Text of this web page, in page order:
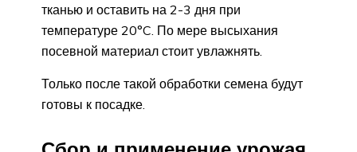
тканью и оставить на 2-3 дня при
температуре 20°C. По мере высыхания
посевной материал стоит увлажнять.
Только после такой обработки семена будут
готовы к посадке.